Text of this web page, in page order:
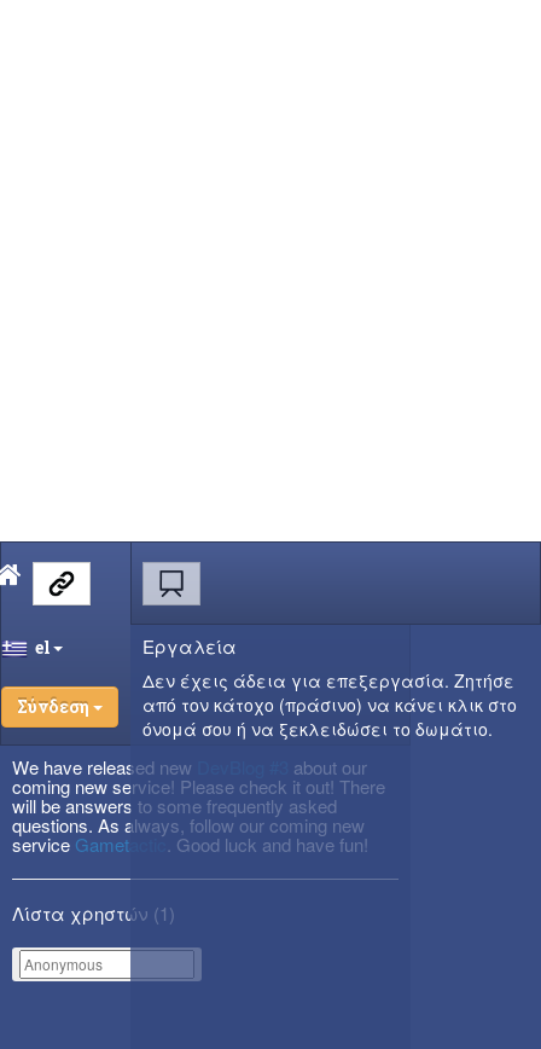
el
Σύνδεση
We have released new about our
coming new service! Please check it out! There
will be answers to some frequently asked
questions. As always, follow our coming new
service Gametactic. Good luck and have fun!
Λίστα χρηστών (1)
Εργαλεία
Δεν έχεις άδεια για επεξεργασία. Ζητήσε
από τον κάτοχο (πράσινο) να κάνει κλικ στο
όνομά σου ή να ξεκλειδώσει το δωμάτιο.